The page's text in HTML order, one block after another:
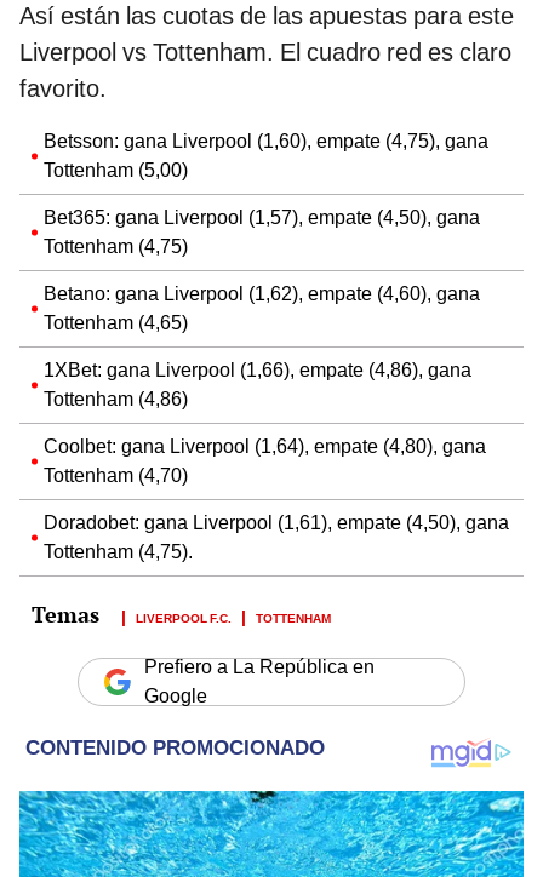
Así están las cuotas de las apuestas para este
Liverpool vs Tottenham. El cuadro red es claro
favorito.
Betsson: gana Liverpool (1,60), empate (4,75), gana
Tottenham (5,00)
Bet365: gana Liverpool (1,57), empate (4,50), gana
Tottenham (4,75)
Betano: gana Liverpool (1,62), empate (4,60), gana
Tottenham (4,65)
1XBet: gana Liverpool (1,66), empate (4,86), gana
Tottenham (4,86)
Coolbet: gana Liverpool (1,64), empate (4,80), gana
Tottenham (4,70)
Doradobet: gana Liverpool (1,61), empate (4,50), gana
Tottenham (4,75).
LIVERPOOL F.C. TOTTENHAM
Prefiero a La República en
Google